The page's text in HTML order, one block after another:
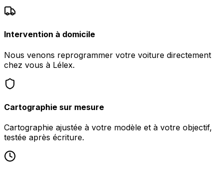
Intervention à domicile
Nous venons reprogrammer votre voiture directement
chez vous à Lélex.
Cartographie sur mesure
Cartographie ajustée à votre modèle et à votre objectif,
testée après écriture.